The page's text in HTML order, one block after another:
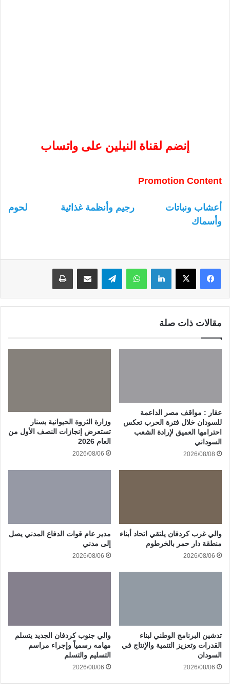
إنضم لقناة النيلين على واتساب
Promotion Content
أعشاب ونباتات رجيم وأنظمة غذائية
لحوم
وأسماك
لينكدإن واتساب
مقالات ذات صلة
عقار : مواقف مصر الداعمة
للسودان خلال فترة الحرب تعكس
احترامها العميق لإرادة الشعب
السوداني
2026/08/08
وزارة الثروة الحيوانية بسنار
تستعرض إنجازات النصف الأول من
العام 2026
2026/08/06
والي غرب كردفان يلتقي اتحاد أبناء
منطقة دار حمر بالخرطوم
2026/08/06
مدير عام قوات الدفاع المدني يصل
إلى مدني
2026/08/06
تدشين البرنامج الوطني لبناء
القدرات وتعزيز التنمية والإنتاج في
السودان
2026/08/06
والي جنوب كردفان الجديد يتسلم
مهامه رسمياً وإجراء مراسم
التسليم والتسلم
2026/08/06